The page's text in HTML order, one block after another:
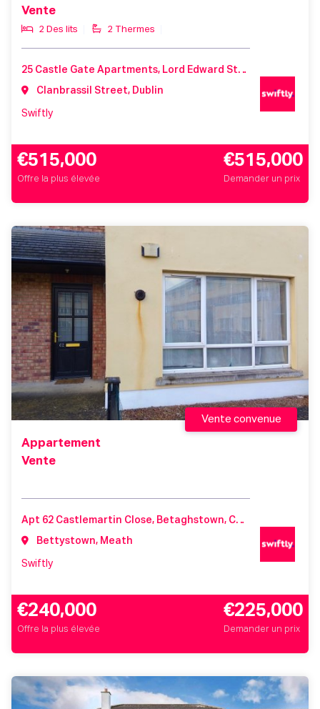
Vente
2 Des lits 2 Thermes
25 Castle Gate Apartments, Lord Edward Street, Dublin 2, D02T229
Clanbrassil Street, Dublin
Swiftly
€515,000
Offre la plus élevée
€515,000
Demander un prix
Appartement
Vente
Vente convenue
Apt 62 Castlemartin Close, Betaghstown, Castlemartin, Meath, Ireland, A92K44Y
Bettystown, Meath
Swiftly
€240,000
Offre la plus élevée
€225,000
Demander un prix